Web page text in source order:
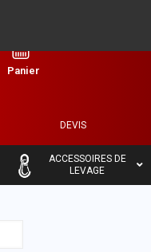
DEVIS
–
ACCESSOIRES DE
LEVAGE